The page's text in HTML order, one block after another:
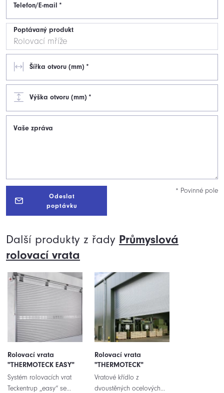
Telefon/E-mail *
Poptávaný produkt
Šířka otvoru (mm) *
Výška otvoru (mm) *
Vaše zpráva
Odeslat
poptávku
* Povinné pole
Další produkty z řady Průmyslová
rolovací vrata
Rolovací vrata
"THERMOTECK EASY"
Systém rolovacích vrat
Teckentrup „easy“ se...
Rolovací vrata
"THERMOTECK"
Vratové křídlo z
dvoustěných ocelových...